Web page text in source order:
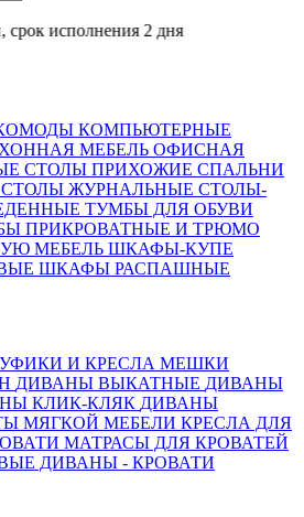
исполнения 2 дня
КОМПЬЮТЕРНЫЕ
МЕБЕЛЬ ОФИСНАЯ
СТОЛЫ ПРИХОЖИЕ СПАЛЬНИ
СТОЛЫ ЖУРНАЛЬНЫЕ СТОЛЫ-
ТУМБЫ ДЛЯ ОБУВИ
ПРИКРОВАТНЫЕ И ТРЮМО
МЕБЕЛЬ ШКАФЫ-КУПЕ
ШКАФЫ РАСПАШНЫЕ
И КРЕСЛА МЕШКИ
ДИВАНЫ ВЫКАТНЫЕ ДИВАНЫ
КЛИК-КЛЯК ДИВАНЫ
МЯГКОЙ МЕБЕЛИ КРЕСЛА ДЛЯ
МАТРАСЫ ДЛЯ КРОВАТЕЙ
ДИВАНЫ - КРОВАТИ